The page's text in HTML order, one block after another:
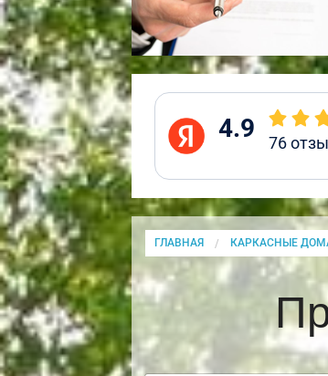
4.9 76
ГЛАВНАЯ КАРКАСНЫЕ